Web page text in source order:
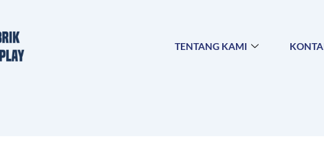
TENTANG KAMI